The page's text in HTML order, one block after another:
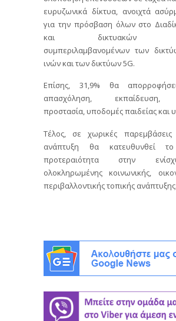
ευρυζωνικά δίκτυα, ανοιχτά
για την πρόσβαση όλων στο
και δικτυακών
συμπεριλαμβανομένων των
ινών και των δικτύων 5G.
Επίσης, 31,9% θα
απασχόληση, εκπαίδευση,
προστασία, υποδομές παιδείας και
Τέλος, σε χωρικές παρεμβάσεις
ανάπτυξη θα κατευθυνθεί
προτεραιότητα στην
ολοκληρωμένης κοινωνικής,
περιβαλλοντικής τοπικής ανάπτυξης.